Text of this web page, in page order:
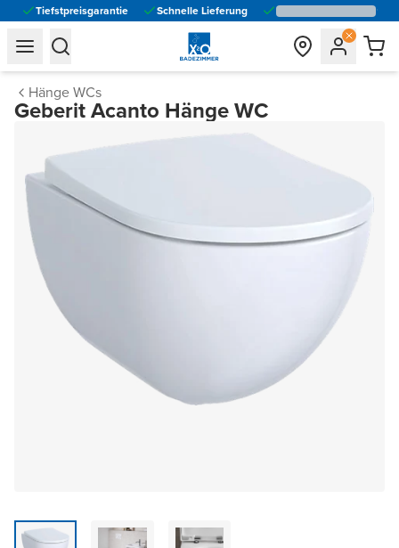
Tiefstpreisgarantie Schnelle Lieferung
general.navigation.toggle_menu.label
general.navigation.toggle_menu.label
Hänge WCs
Geberit Acanto Hänge WC